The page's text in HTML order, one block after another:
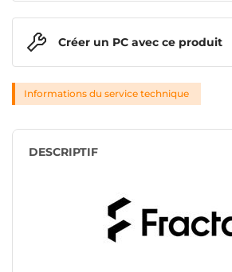
Créer un PC avec ce produit
Informations du service technique
DESCRIPTIF